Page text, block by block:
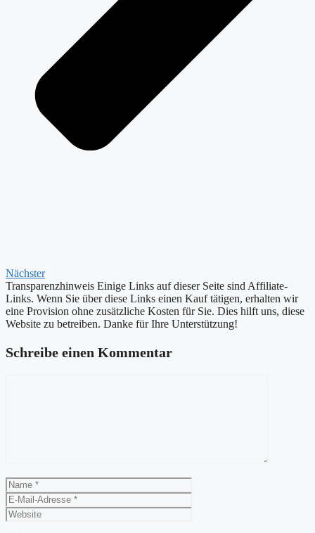
Nächster
Transparenzhinweis Einige Links auf dieser Seite sind Affiliate-
Links. Wenn Sie über diese Links einen Kauf tätigen, erhalten wir
eine Provision ohne zusätzliche Kosten für Sie. Dies hilft uns, diese
Website zu betreiben. Danke für Ihre Unterstützung!
Schreibe einen Kommentar
Name
Mail-
Adresse